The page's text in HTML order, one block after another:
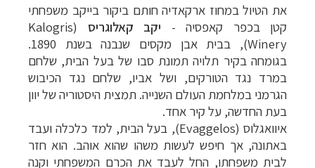
את הטיול במחוז ארקאדיה חותם ביקור בייקב משפחתי
קטן בכפר קאפסיה - יקב קאלוגריס
(Kalogris
Winery)
, בבית אבן מקסים שנבנה בשנת 1890.
בגומחה בקיר תלויה תמונת סבו של בעל הבית, שלחם
במרד נגד הטורקים, ושל אביו, שלחם נגד הכיבוש
הגרמני במלחמת העולם השנייה. תמצית היסטוריה של יוון
בעת החדשה, על קיר אחד.
איוואגלוס (Evaggelos), בעל הבית, למד כלכלה ועבד
באתונה, אך חיפש לעשות משהו שהוא אוהב. הוא חזר
לבית משפחתו, החל לעבד את הכרם המשפחתי וקנה